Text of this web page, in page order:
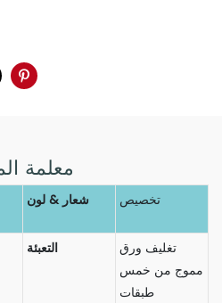
معلمة
شعار & لون تخصيص
التعبئة
تغليف ورق
مموج من خمس
طبقات